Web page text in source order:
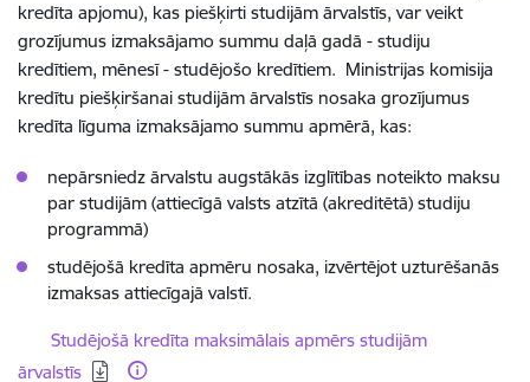
kredīta apjomu), kas piešķirti studijām ārvalstīs, var veikt
grozījumus izmaksājamo summu daļā gadā - studiju
kredītiem, mēnesī - studējošo kredītiem. Ministrijas komisija
kredītu piešķiršanai studijām ārvalstīs nosaka grozījumus
kredīta līguma izmaksājamo summu apmērā, kas:
nepārsniedz ārvalstu augstākās izglītības noteikto maksu
par studijām (attiecīgā valsts atzītā (akreditētā) studiju
programmā)
studējošā kredīta apmēru nosaka, izvērtējot uzturēšanās
izmaksas attiecīgajā valstī.
Lejupielādēt:
Studējošā kredīta maksimālais apmērs studijām
ārvalstīs